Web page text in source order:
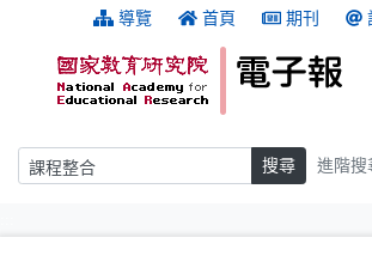
跳到主要內容 導覽 首頁 期刊
搜尋 搜尋 進階搜